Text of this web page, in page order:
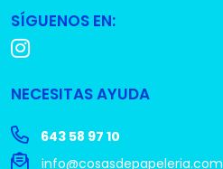
SÍGUENOS EN:
NECESITAS AYUDA
643 58 97 10
info@cosasdepapeleria.com